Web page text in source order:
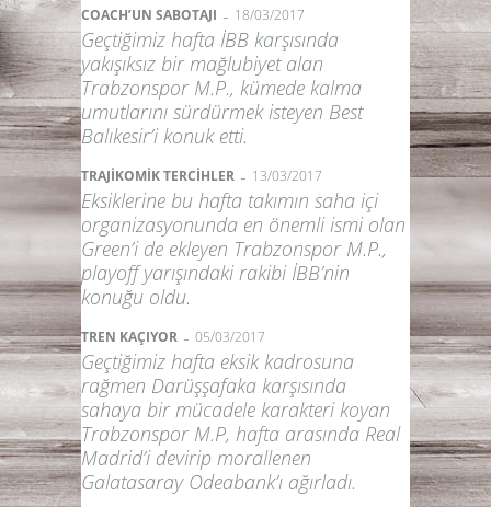
COACH’UN SABOTAJI - 18/03/2017
Geçtiğimiz hafta İBB karşısında
yakışıksız bir mağlubiyet alan
Trabzonspor M.P., kümede kalma
umutlarını sürdürmek isteyen Best
Balıkesir’i konuk etti.
TRAJİKOMİK TERCİHLER - 13/03/2017
Eksiklerine bu hafta takımın saha içi
organizasyonunda en önemli ismi olan
Green’i de ekleyen Trabzonspor M.P.,
playoff yarışındaki rakibi İBB’nin
konuğu oldu.
TREN KAÇIYOR - 05/03/2017
Geçtiğimiz hafta eksik kadrosuna
rağmen Darüşşafaka karşısında
sahaya bir mücadele karakteri koyan
Trabzonspor M.P, hafta arasında Real
Madrid’i devirip morallenen
Galatasaray Odeabank’ı ağırladı.